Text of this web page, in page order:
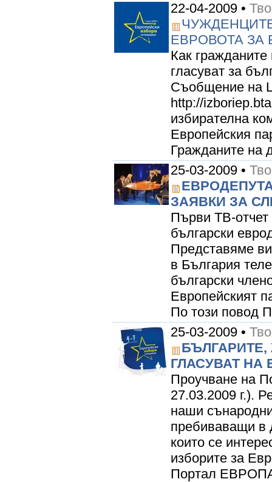
22-04-2009 •
ЕВРОВОТА ЗА
Как
гласуват за
Съобщение на
http://
избирателна
Европейския
Гражданите на
25-03-2009 •
ЗАЯВКИ ЗА
Първи ТВ-отчет
български
Представяме
в България
български
Европейският
По този повод
25-03-2009 •
ГЛАСУВАТ НА
Проучване на
27.03.2009 г.).
наши
пребиваващи в
които се
изборите за
Портал ЕВРОПА